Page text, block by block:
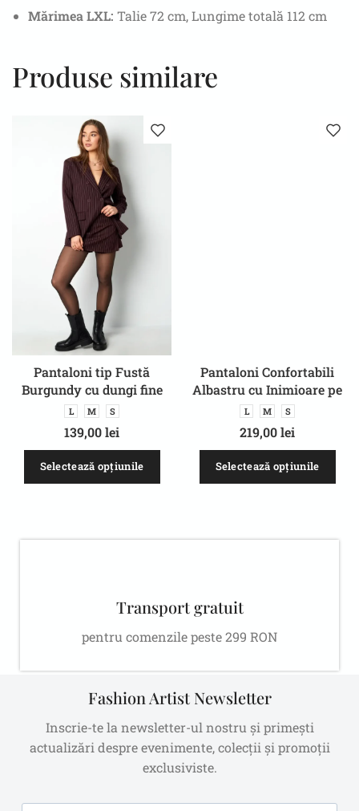
Mărimea LXL: Talie 72 cm, Lungime totală 112 cm
Produse similare
Pantaloni tip Fustă
Burgundy cu dungi fine
pentru femei – Design
elegant
L M S
139,00lei
Selectează opțiunile
Pantaloni Confortabili
Albastru cu Inimioare pe
Laterale – Sport/Casual
L M S
219,00lei
Selectează opțiunile
Transport gratuit
pentru comenzile peste 299 RON
Fashion Artist Newsletter
Inscrie-te la newsletter-ul nostru și primești
actualizări despre evenimente, colecții și promoții
exclusiviste.